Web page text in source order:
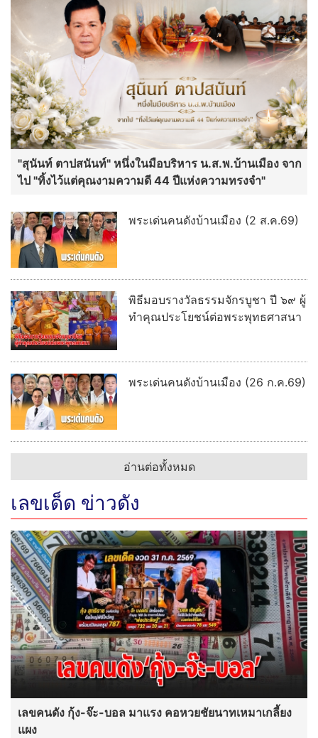
"สุนันท์ ตาปสนันท์" หนึ่งในมือบริหาร น.ส.พ.บ้านเมือง จาก
ไป "ทิ้งไว้แต่คุณงามความดี 44 ปีแห่งความทรงจำ"
พระเด่นคนดังบ้านเมือง (2 ส.ค.69)
พิธีมอบรางวัลธรรมจักรบูชา ปี ๖๙ ผู้
ทำคุณประโยชน์ต่อพระพุทธศาสนา
พระเด่นคนดังบ้านเมือง (26 ก.ค.69)
อ่านต่อทั้งหมด
เลขเด็ด ข่าวดัง
เลขคนดัง กุ้ง-จ๊ะ-บอล มาแรง คอหวยชัยนาทเหมาเกลี้ยง
แผง